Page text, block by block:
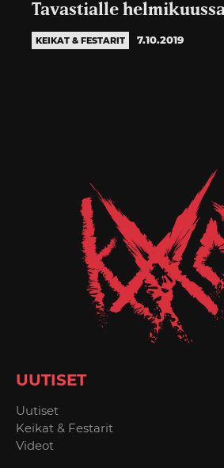
Tavastialle
KEIKAT & FESTARIT 7.10.2019
UUTISET
Uutiset
Keikat & Festarit
Videot